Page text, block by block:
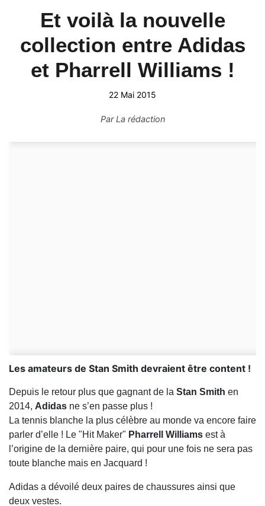
Et voilà la nouvelle
collection entre Adidas
et Pharrell Williams !
22 Mai 2015
ParLa rédaction
Les amateurs de Stan Smith devraient être content !
Depuis le retour plus que gagnant de la Stan Smith en
2014, Adidas ne s’en passe plus !
La tennis blanche la plus célèbre au monde va encore faire
parler d’elle ! Le "Hit Maker" Pharrell Williams est à
l’origine de la dernière paire, qui pour une fois ne sera pas
toute blanche mais en Jacquard !
Adidas a dévoilé deux paires de chaussures ainsi que
deux vestes.